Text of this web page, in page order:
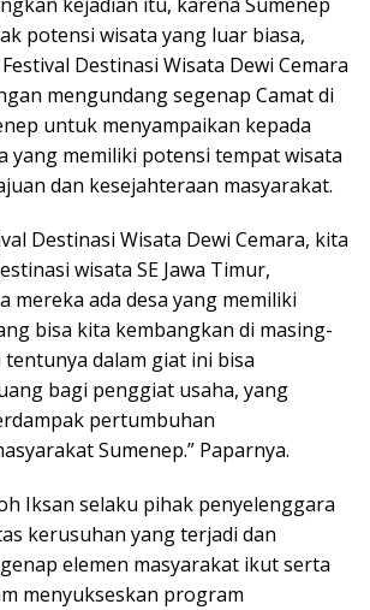
potensi wisata yang luar biasa,
Destinasi Wisata Dewi Cemara
mengundang segenap Camat di
untuk menyampaikan kepada
yang memiliki potensi tempat wisata
dan kesejahteraan masyarakat.
Destinasi Wisata Dewi Cemara, kita
wisata SE Jawa Timur,
mereka ada desa yang memiliki
bisa kita kembangkan di masing-
tentunya dalam giat ini bisa
bagi penggiat usaha, yang
pertumbuhan
Sumenep.” Paparnya.
Iksan selaku pihak penyelenggara
kerusuhan yang terjadi dan
elemen masyarakat ikut serta
menyukseskan program